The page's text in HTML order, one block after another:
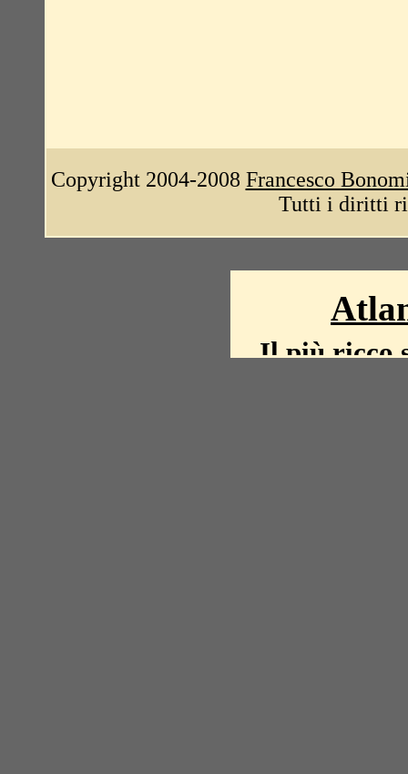
Copyright 2004-2008 Francesco
Tutti i diritti
Il più ricco